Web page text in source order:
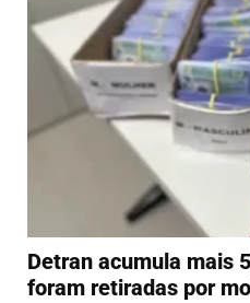
Detran acumula mais
foram retiradas por